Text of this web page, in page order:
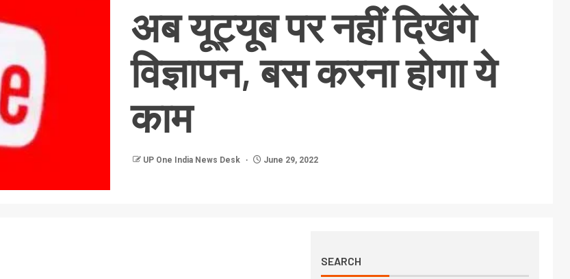
अब यूट्यूब पर नहीं दिखेंगे
विज्ञापन, बस करना होगा ये
काम
UP One India News Desk June 29, 2022
SEARCH